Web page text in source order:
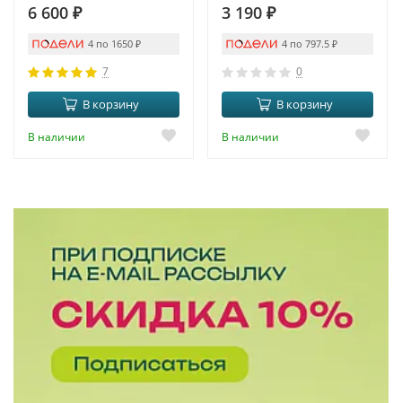
6 600 ₽
4 по 1650 ₽
7
В корзину
В наличии
3 190 ₽
4 по 797.5 ₽
0
В корзину
В наличии